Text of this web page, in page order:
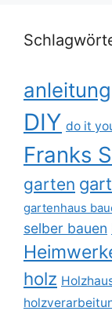
anleitung
DIY do it
Franks
garten
gartenhaus
selber bauen
holz